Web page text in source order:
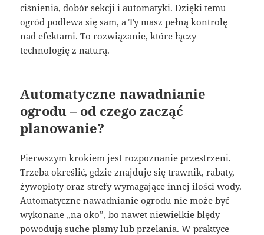
ciśnienia, dobór sekcji i automatyki. Dzięki temu
ogród podlewa się sam, a Ty masz pełną kontrolę
nad efektami. To rozwiązanie, które łączy
technologię z naturą.
Automatyczne nawadnianie
ogrodu – od czego zacząć
planowanie?
Pierwszym krokiem jest rozpoznanie przestrzeni.
Trzeba określić, gdzie znajduje się trawnik, rabaty,
żywopłoty oraz strefy wymagające innej ilości wody.
Automatyczne nawadnianie ogrodu nie może być
wykonane „na oko”, bo nawet niewielkie błędy
powodują suche plamy lub przelania. W praktyce